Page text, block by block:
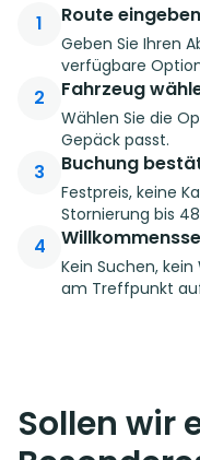
1 Route eingeben
Geben Sie Ihren
verfügbare
2 Fahrzeug
Wählen Sie die
Gepäck passt.
3 Buchung
Festpreis, keine
Stornierung bis
4
Kein Suchen,
am Treffpunkt
Sollen wir